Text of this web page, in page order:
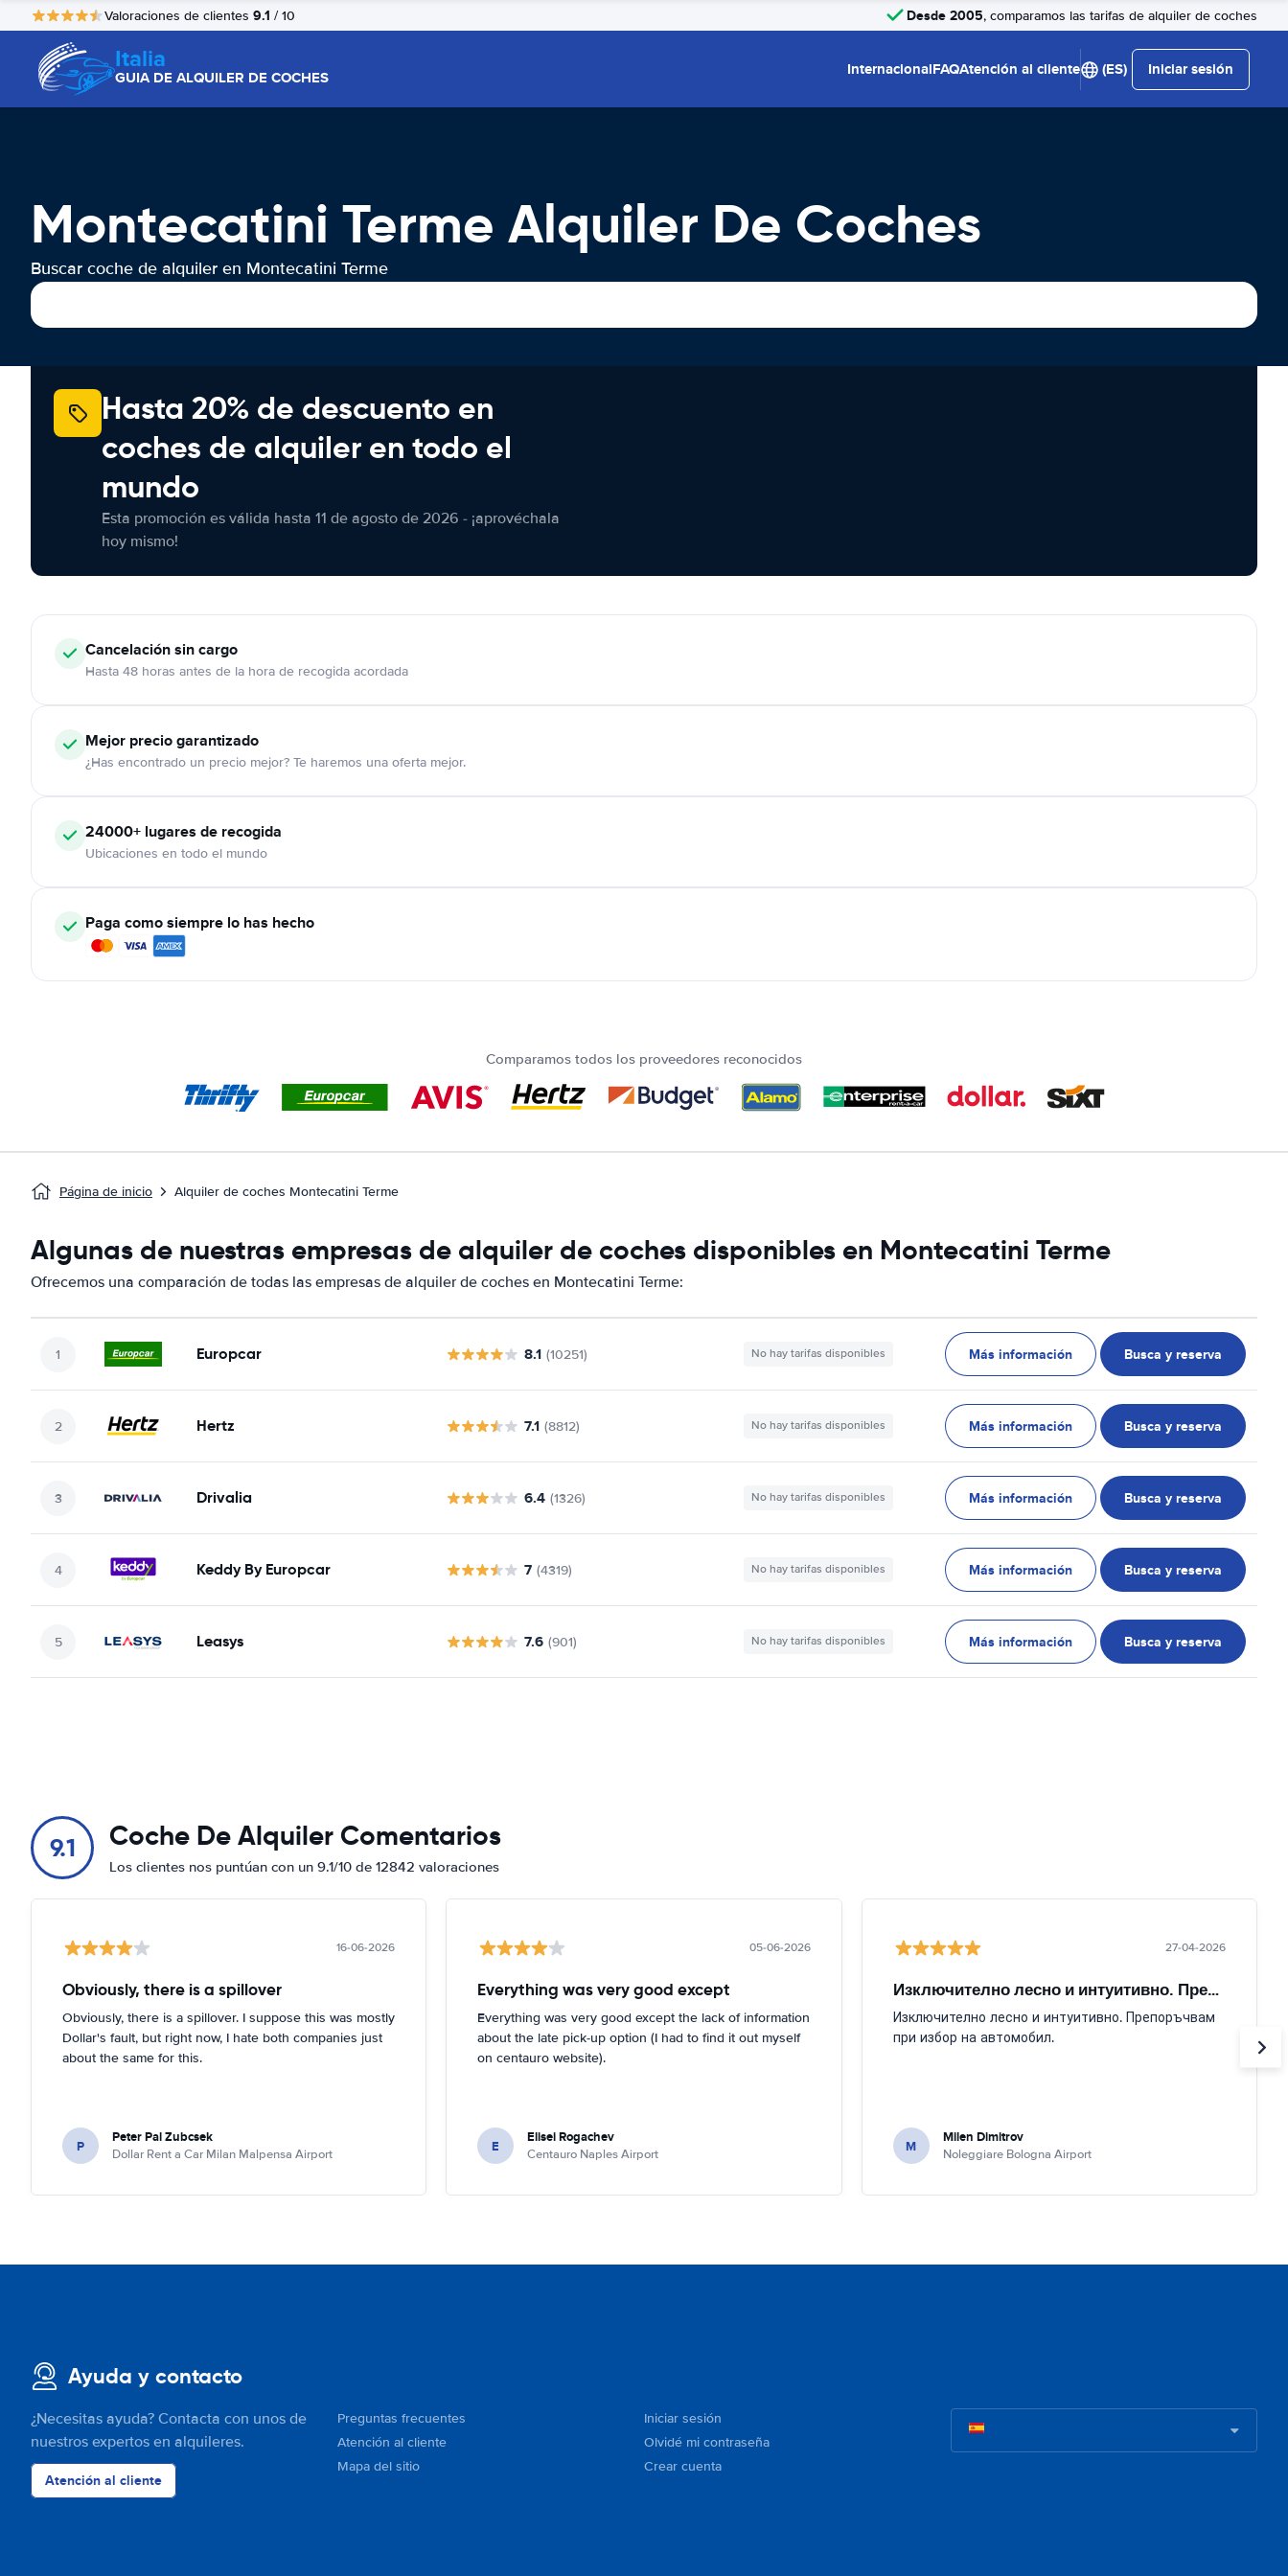
Valoraciones de clientes 9.1 / 10 Desde 2005, comparamos las tarifas de alquiler de coches
Italia
GUIA DE ALQUILER DE COCHES InternacionalFAQAtención al cliente (ES) Iniciar sesión
Montecatini Terme Alquiler De Coches
Buscar coche de alquiler en Montecatini Terme
Hasta 20% de descuento en
coches de alquiler en todo el
mundo
Esta promoción es válida hasta 11 de agosto de 2026 - ¡aprovéchala
hoy mismo!
Cancelaciónsin cargo
Hasta 48 horas antes de la hora de recogida acordada
Mejor precio garantizado
¿Has encontrado un precio mejor? Te haremos una oferta mejor.
24000+ lugares de recogida
Ubicaciones en todo el mundo
Paga como siempre lo has hecho
Comparamos todos los proveedores reconocidos
Página de inicio Alquiler de coches Montecatini Terme
Algunas de nuestras empresas de alquiler de coches disponibles en Montecatini Terme
Ofrecemos una comparación de todas las empresas de alquiler de coches en Montecatini Terme:
Europcar 8.1 (10251) No hay tarifas disponibles Más información Busca y reserva
Hertz 7.1 (8812) No hay tarifas disponibles Más información Busca y reserva
Drivalia 6.4 (1326) No hay tarifas disponibles Más información Busca y reserva
Keddy By Europcar 7 (4319) No hay tarifas disponibles Más información Busca y reserva
Leasys 7.6 (901) No hay tarifas disponibles Más información Busca y reserva
9.1 Coche De Alquiler Comentarios
Los clientes nos puntúan con un 9.1/10 de 12842 valoraciones
16-06-2026
Obviously, there is a spillover
Obviously, there is a spillover. I suppose this was mostly
Dollar's fault, but right now, I hate both companies just
about the same for this.
P Peter Pal Zubcsek
Dollar Rent a Car Milan Malpensa Airport
05-06-2026
Everything was very good except
Everything was very good except the lack of information
about the late pick-up option (I had to find it out myself
on centauro website).
E Elisei Rogachev
Centauro Naples Airport
27-04-2026
Изключително лесно и интуитивно. Препоръчвам
Изключително лесно и интуитивно. Препоръчвам
при избор на автомобил.
M Milen Dimitrov
Noleggiare Bologna Airport
Ayuda y contacto
¿Necesitas ayuda? Contacta con unos de
nuestros expertos en alquileres.
Atención al cliente
Preguntas frecuentes
Atención al cliente
Mapa del sitio
Iniciar sesión
Olvidé mi contraseña
Crear cuenta